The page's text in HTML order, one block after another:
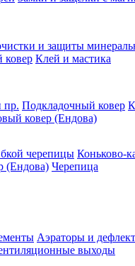
и защиты
ковер Клей и мастика
пр. Подкладочный ковер
ковер (Ендова)
черепицы Коньково-
(Ендова) Черепица
Аэраторы и
выходы